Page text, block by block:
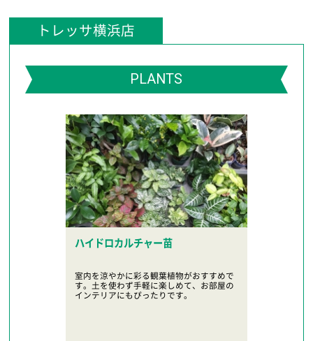
トレッサ横浜店
PLANTS
ハイドロカルチャー苗
室内を涼やかに彩る観葉植物がおすすめで
す。土を使わず手軽に楽しめて、お部屋の
インテリアにもぴったりです。